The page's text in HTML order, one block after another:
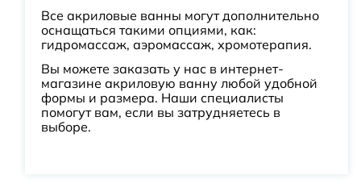
Все акриловые ванны могут дополнительно
оснащаться такими опциями, как:
гидромассаж, аэромассаж, хромотерапия.
Вы можете заказать у нас в интернет-
магазине акриловую ванну любой удобной
формы и размера. Наши специалисты
помогут вам, если вы затрудняетесь в
выборе.